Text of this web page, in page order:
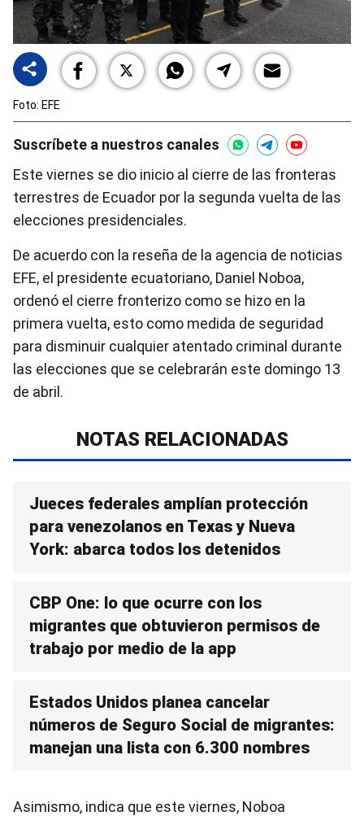
Foto: EFE
Suscríbete a nuestros canales
Este viernes se dio inicio al cierre de las fronteras
terrestres de Ecuador por la segunda vuelta de las
elecciones presidenciales.
De acuerdo con la reseña de la agencia de noticias
EFE, el presidente ecuatoriano, Daniel Noboa,
ordenó el cierre fronterizo como se hizo en la
primera vuelta, esto como medida de seguridad
para disminuir cualquier atentado criminal durante
las elecciones que se celebrarán este domingo 13
de abril.
NOTAS RELACIONADAS
Jueces federales amplían protección
para venezolanos en Texas y Nueva
York: abarca todos los detenidos
CBP One: lo que ocurre con los
migrantes que obtuvieron permisos de
trabajo por medio de la app
Estados Unidos planea cancelar
números de Seguro Social de migrantes:
manejan una lista con 6.300 nombres
Asimismo, indica que este viernes, Noboa